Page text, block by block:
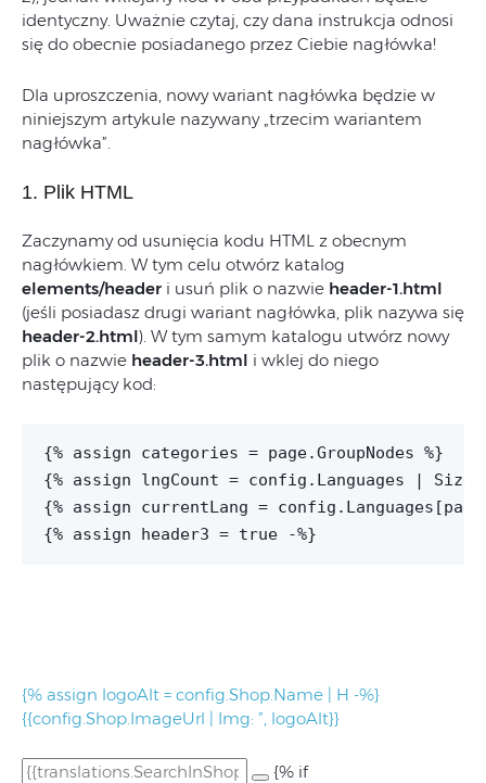
identyczny. Uważnie czytaj, czy dana instrukcja odnosi
się do obecnie posiadanego przez Ciebie nagłówka!
Dla uproszczenia, nowy wariant nagłówka będzie w
niniejszym artykule nazywany „trzecim wariantem
nagłówka”.
1. Plik HTML
Zaczynamy od usunięcia kodu HTML z obecnym
nagłówkiem. W tym celu otwórz katalog
elements/header i usuń plik o nazwie header-1.html
(jeśli posiadasz drugi wariant nagłówka, plik nazywa się
header-2.html). W tym samym katalogu utwórz nowy
plik o nazwie header-3.html i wklej do niego
następujący kod:
{% assign categories = page.GroupNodes %}
{% assign lngCount = config.Languages | Size
{% assign currentLang =
{% assign header3 = true -%}
{% assign logoAlt = config.Shop.Name | H -%}
{{config.Shop.ImageUrl | Img: ”, logoAlt}}
{% if